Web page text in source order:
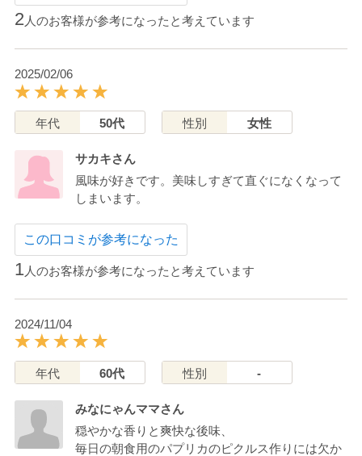
2 人のお客様が参考になったと考えています
2025/02/06
年代 50代 性別 女性
サカキさん
風味が好きです。美味しすぎて直ぐになくなって
しまいます。
この口コミが参考になった
1 人のお客様が参考になったと考えています
2024/11/04
年代 60代 性別 -
みなにゃんママさん
穏やかな香りと爽快な後味、
毎日の朝食用のパプリカのピクルス作りには欠か